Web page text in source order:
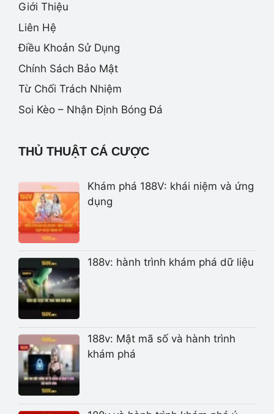
Giới Thiệu
Liên Hệ
Điều Khoản Sử Dụng
Chính Sách Bảo Mật
Từ Chối Trách Nhiệm
Soi Kèo – Nhận Định Bóng Đá
THỦ THUẬT CÁ CƯỢC
Khám phá 188V: khái niệm và ứng
dụng
188v: hành trình khám phá dữ liệu
188v: Mật mã số và hành trình
khám phá